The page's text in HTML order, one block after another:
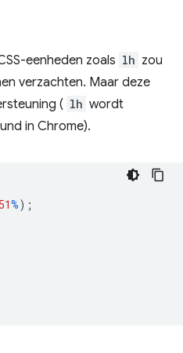
eenheden zoals lh zou
verzachten. Maar deze
( lh wordt
in Chrome).
51%);